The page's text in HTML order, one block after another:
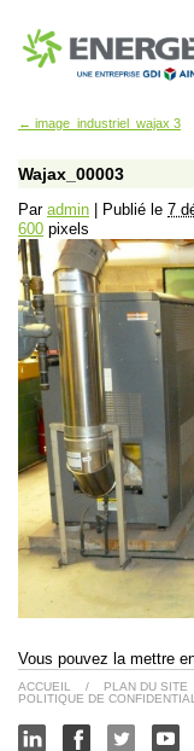
← image_industriel_wajax 3
Wajax_00003
Par admin Publié le 7
600 pixels
Vous pouvez la mettre
ACCUEIL / PLAN DU SITE
POLITIQUE DE